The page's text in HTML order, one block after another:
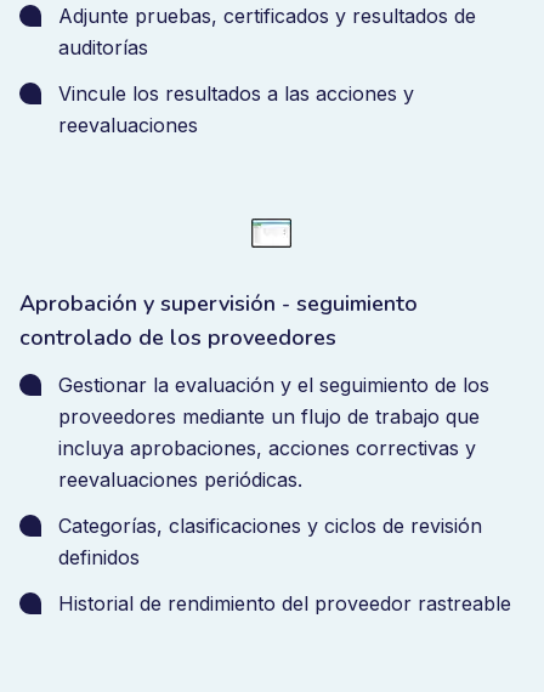
Adjunte pruebas, certificados y resultados de
auditorías
Vincule los resultados a las acciones y
reevaluaciones
Aprobación y supervisión - seguimiento
controlado de los proveedores
Gestionar la evaluación y el seguimiento de los
proveedores mediante un flujo de trabajo que
incluya aprobaciones, acciones correctivas y
reevaluaciones periódicas.
Categorías, clasificaciones y ciclos de revisión
definidos
Historial de rendimiento del proveedor rastreable